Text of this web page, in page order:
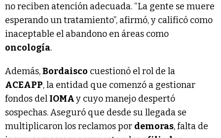
no reciben atención adecuada. “La gente se muere
esperando un tratamiento”, afirmó, y calificó como
inaceptable el abandono en áreas como
oncología.
Además,Bordaisco cuestionó el rol de la
ACEAPP, la entidad que comenzó a gestionar
fondos del IOMAy cuyo manejo despertó
sospechas. Aseguró que desde su llegada se
multiplicaron los reclamos por demoras, falta de